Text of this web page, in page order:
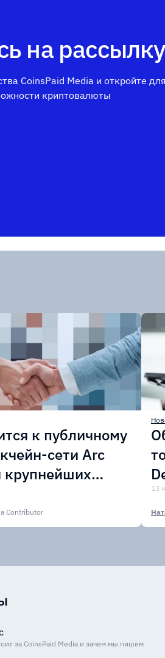
на
CoinsPaid Media и откройте
криптовалюты
к публичному
сети Arc
крупнейших
Contributor
13
за CoinsPaid Media и зачем мы пишем